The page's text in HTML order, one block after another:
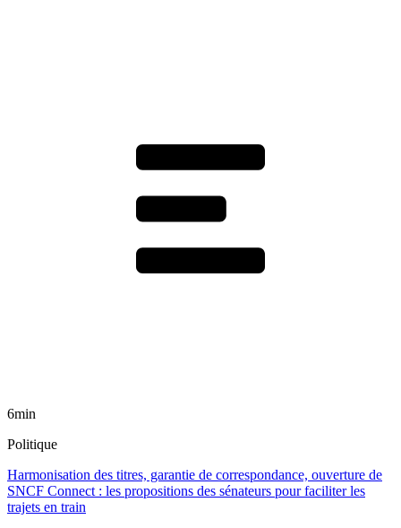
6min
Politique
Harmonisation des titres, garantie de correspondance, ouverture de
SNCF Connect : les propositions des sénateurs pour faciliter les
trajets en train